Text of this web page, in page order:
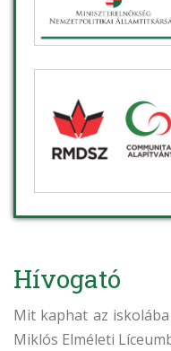
Hívogató
Mit kaphat az
Miklós Elméleti